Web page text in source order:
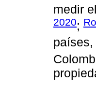
medir
2020;